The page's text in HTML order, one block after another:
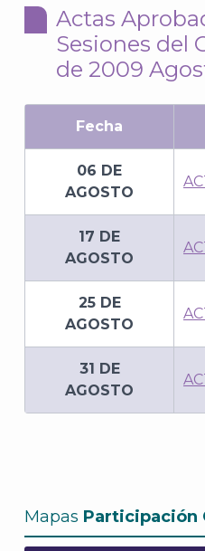
Actas
Sesiones del
de 2009
Fecha
06 DE
AGOSTO
17 DE
AGOSTO
25 DE
AGOSTO
31 DE
AGOSTO
Mapas Participación